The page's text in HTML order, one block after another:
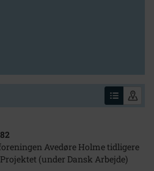
Avedøre Holme tidligere
(under Dansk Arbejde)